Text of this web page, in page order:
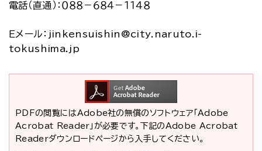
電話（直通）：０８８－６８４－１１４８
Ｅメール：jinkensuishin@city.naruto.i-
tokushima.jp
PDFの閲覧にはAdobe社の無償のソフトウェア「Adobe
Acrobat Reader」が必要です。下記のAdobe Acrobat
Readerダウンロードページから入手してください。